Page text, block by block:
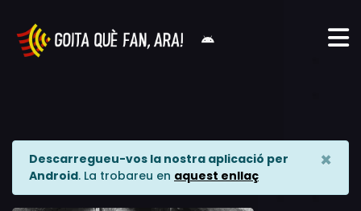
Descarregueu-vos la nostra aplicació per
Android. La trobareu en aquest enllaç
×